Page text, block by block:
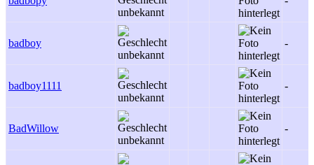
badboy -
badboy1111 -
BadWillow -